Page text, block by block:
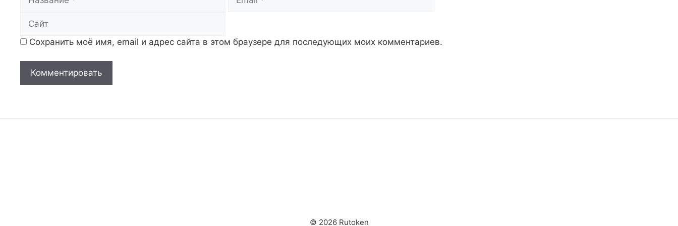
Сохранить моё имя, email и адрес сайта в этом браузере для последующих моих комментариев.
© 2026 Rutoken